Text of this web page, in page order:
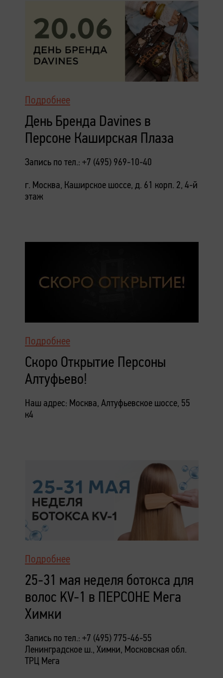
Подробнее
День Бренда Davines в
Персоне Каширская Плаза
Запись по тел.: +7 (495) 969-10-40
г. Москва, Каширское шоссе, д. 61 корп. 2, 4-й
этаж
Подробнее
Скоро Открытие Персоны
Алтуфьево!
Наш адрес: Москва, Алтуфьевское шоссе, 55
к4
Подробнее
25-31 мая неделя ботокса для
волос KV-1 в ПЕРСОНЕ Мега
Химки
Запись по тел.: +7 (495) 775-46-55
Ленинградское ш., Химки, Московская обл.
ТРЦ Мега